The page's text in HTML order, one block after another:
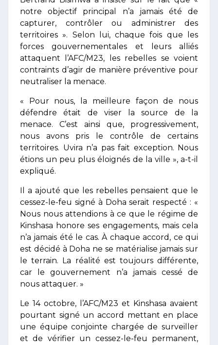
notre objectif principal n’a jamais été de
capturer, contrôler ou administrer des
territoires ». Selon lui, chaque fois que les
forces gouvernementales et leurs alliés
attaquent l’AFC/M23, les rebelles se voient
contraints d’agir de manière préventive pour
neutraliser la menace.
« Pour nous, la meilleure façon de nous
défendre était de viser la source de la
menace. C’est ainsi que, progressivement,
nous avons pris le contrôle de certains
territoires. Uvira n’a pas fait exception. Nous
étions un peu plus éloignés de la ville », a-t-il
expliqué.
Il a ajouté que les rebelles pensaient que le
cessez-le-feu signé à Doha serait respecté : «
Nous nous attendions à ce que le régime de
Kinshasa honore ses engagements, mais cela
n’a jamais été le cas. À chaque accord, ce qui
est décidé à Doha ne se matérialise jamais sur
le terrain. La réalité est toujours différente,
car le gouvernement n’a jamais cessé de
nous attaquer. »
Le 14 octobre, l’AFC/M23 et Kinshasa avaient
pourtant signé un accord mettant en place
une équipe conjointe chargée de surveiller
et de vérifier un cessez-le-feu permanent,